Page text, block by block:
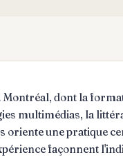
dont la
multimédias, la
oriente une pratique
façonnent